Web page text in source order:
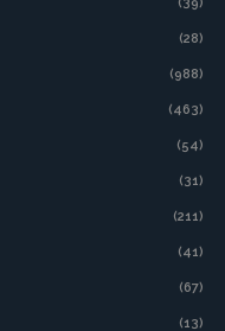
(28)
(988)
(463)
(54)
(31)
(211)
(41)
(67)
(13)